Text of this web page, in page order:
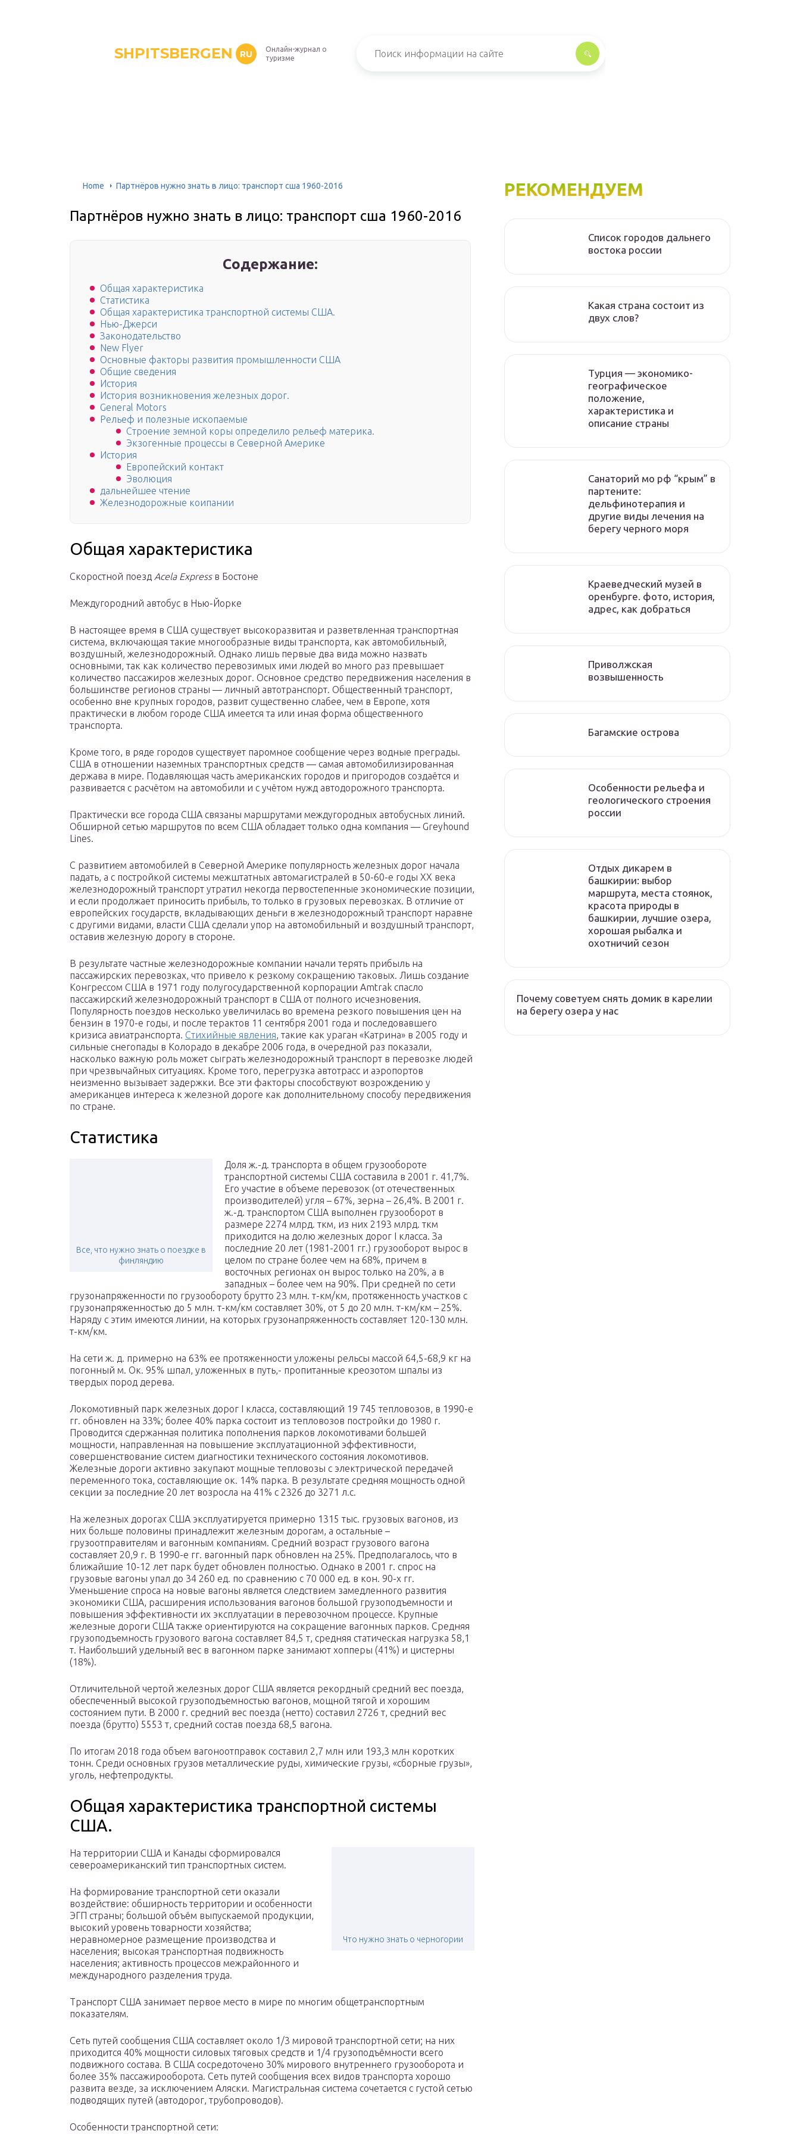
SHPITSBERGEN RU
Онлайн-журнал о
туризме
Home Партнёров нужно знать в лицо: транспорт сша 1960-2016
Партнёров нужно знать в лицо: транспорт сша 1960-2016
Содержание:
Общая характеристика
Статистика
Общая характеристика транспортной системы США.
Нью-Джерси
Законодательство
New Flyer
Основные факторы развития промышленности США
Общие сведения
История
История возникновения железных дорог.
General Motors
Рельеф и полезные ископаемые
Строение земной коры определило рельеф материка.
Экзогенные процессы в Северной Америке
История
Европейский контакт
Эволюция
дальнейшее чтение
Железнодорожные коипании
Общая характеристика
Скоростной поезд Acela Expressв Бостоне
Междугородний автобус в Нью-Йорке
В настоящее время в США существует высокоразвитая и разветвленная транспортная
система, включающая такие многообразные виды транспорта, как автомобильный,
воздушный, железнодорожный. Однако лишь первые два вида можно назвать
основными, так как количество перевозимых ими людей во много раз превышает
количество пассажиров железных дорог. Основное средство передвижения населения в
большинстве регионов страны — личный автотранспорт. Общественный транспорт,
особенно вне крупных городов, развит существенно слабее, чем в Европе, хотя
практически в любом городе США имеется та или иная форма общественного
транспорта.
Кроме того, в ряде городов существует паромное сообщение через водные преграды.
США в отношении наземных транспортных средств — самая автомобилизированная
держава в мире. Подавляющая часть американских городов и пригородов создаётся и
развивается с расчётом на автомобили и с учётом нужд автодорожного транспорта.
Практически все города США связаны маршрутами междугородных автобусных линий.
Обширной сетью маршрутов по всем США обладает только одна компания — Greyhound
Lines.
С развитием автомобилей в Северной Америке популярность железных дорог начала
падать, a с постройкой системы межштатных автомагистралей в 50-60-е годы XX века
железнодорожный транспорт утратил некогда первостепенные экономические позиции,
и если продолжает приносить прибыль, то только в грузовых перевозках. В отличие от
европейских государств, вкладывающих деньги в железнодорожный транспорт наравне
с другими видами, власти США сделали упор на автомобильный и воздушный транспорт,
оставив железную дорогу в стороне.
В результате частные железнодорожные компании начали терять прибыль на
пассажирских перевозках, что привело к резкому сокращению таковых. Лишь создание
Конгрессом США в 1971 году полугосударственной корпорации Amtrak спасло
пассажирский железнодорожный транспорт в США от полного исчезновения.
Популярность поездов несколько увеличилась во времена резкого повышения цен на
бензин в 1970-е годы, и после терактов 11 сентября 2001 года и последовавшего
кризиса авиатранспорта. Стихийные явления, такие как ураган «Катрина» в 2005 году и
сильные снегопады в Колорадо в декабре 2006 года, в очередной раз показали,
насколько важную роль может сыграть железнодорожный транспорт в перевозке людей
при чрезвычайных ситуациях. Кроме того, перегрузка автотрасс и аэропортов
неизменно вызывает задержки. Все эти факторы способствуют возрождению у
американцев интереса к железной дороге как дополнительному способу передвижения
по стране.
Статистика
Все, что нужно знать о поездке в
финляндию
Доля ж.-д. транспорта в общем грузообороте
транспортной системы США составила в 2001 г. 41,7%.
Его участие в объеме перевозок (от отечественных
производителей) угля – 67%, зерна – 26,4%. В 2001 г.
ж.-д. транспортом США выполнен грузооборот в
размере 2274 млрд. ткм, из них 2193 млрд. ткм
приходится на долю железных дорог I класса. За
последние 20 лет (1981-2001 гг.) грузооборот вырос в
целом по стране более чем на 68%, причем в
восточных регионах он вырос только на 20%, а в
западных – более чем на 90%. При средней по сети
грузонапряженности по грузообороту брутто 23 млн. т-км/км, протяженность участков с
грузонапряженностью до 5 млн. т-км/км составляет 30%, от 5 до 20 млн. т-км/км – 25%.
Наряду с этим имеются линии, на которых грузонапряженность составляет 120-130 млн.
т-км/км.
На сети ж. д. примерно на 63% ее протяженности уложены рельсы массой 64,5-68,9 кг на
погонный м. Ок. 95% шпал, уложенных в путь,- пропитанные креозотом шпалы из
твердых пород дерева.
Локомотивный парк железных дорог I класса, составляющий 19 745 тепловозов, в 1990-е
гг. обновлен на 33%; более 40% парка состоит из тепловозов постройки до 1980 г.
Проводится сдержанная политика пополнения парков локомотивами большей
мощности, направленная на повышение эксплуатационной эффективности,
совершенствование систем диагностики технического состояния локомотивов.
Железные дороги активно закупают мощные тепловозы с электрической передачей
переменного тока, составляющие ок. 14% парка. В результате средняя мощность одной
секции за последние 20 лет возросла на 41% с 2326 до 3271 л.с.
На железных дорогах США эксплуатируется примерно 1315 тыс. грузовых вагонов, из
них больше половины принадлежит железным дорогам, а остальные –
грузоотправителям и вагонным компаниям. Средний возраст грузового вагона
составляет 20,9 г. В 1990-е гг. вагонный парк обновлен на 25%. Предполагалось, что в
ближайшие 10-12 лет парк будет обновлен полностью. Однако в 2001 г. спрос на
грузовые вагоны упал до 34 260 ед. по сравнению с 70 000 ед. в кон. 90-х гг.
Уменьшение спроса на новые вагоны является следствием замедленного развития
экономики США, расширения использования вагонов большой грузоподъемности и
повышения эффективности их эксплуатации в перевозочном процессе. Крупные
железные дороги США также ориентируются на сокращение вагонных парков. Средняя
грузоподъемность грузового вагона составляет 84,5 т, средняя статическая нагрузка 58,1
т. Наибольший удельный вес в вагонном парке занимают хопперы (41%) и цистерны
(18%).
Отличительной чертой железных дорог США является рекордный средний вес поезда,
обеспеченный высокой грузоподъемностью вагонов, мощной тягой и хорошим
состоянием пути. В 2000 г. средний вес поезда (нетто) составил 2726 т, средний вес
поезда (брутто) 5553 т, средний состав поезда 68,5 вагона.
По итогам 2018 года объем вагоноотправок составил 2,7 млн или 193,3 млн коротких
тонн. Среди основных грузов металлические руды, химические грузы, «сборные грузы»,
уголь, нефтепродукты.
Общая характеристика транспортной системы
США.
Что нужно знать о черногории
На территории США и Канады сформировался
североамериканский тип транспортных систем.
На формирование транспортной сети оказали
воздействие: обширность территории и особенности
ЭГП страны; большой объём выпускаемой продукции,
высокий уровень товарности хозяйства;
неравномерное размещение производства и
населения; высокая транспортная подвижность
населения; активность процессов межрайонного и
международного разделения труда.
Транспорт США занимает первое место в мире по многим общетранспортным
показателям.
Сеть путей сообщения США составляет около 1/3 мировой транспортной сети; на них
приходится 40% мощности силовых тяговых средств и 1/4 грузоподъёмности всего
подвижного состава. В США сосредоточено 30% мирового внутреннего грузооборота и
более 35% пассажирооборота. Сеть путей сообщения всех видов транспорта хорошо
развита везде, за исключением Аляски. Магистральная система сочетается с густой сетью
подводящих путей (автодорог, трубопроводов).
Особенности транспортной сети:
РЕКОМЕНДУЕМ
Список городов дальнего
востока россии
Какая страна состоит из
двух слов?
Турция — экономико-
географическое
положение,
характеристика и
описание страны
Санаторий мо рф “крым” в
партените:
дельфинотерапия и
другие виды лечения на
берегу черного моря
Краеведческий музей в
оренбурге. фото, история,
адрес, как добраться
Приволжская
возвышенность
Багамские острова
Особенности рельефа и
геологического строения
россии
Отдых дикарем в
башкирии: выбор
маршрута, места стоянок,
красота природы в
башкирии, лучшие озера,
хорошая рыбалка и
охотничий сезон
Почему советуем снять домик в карелии
на берегу озера у нас